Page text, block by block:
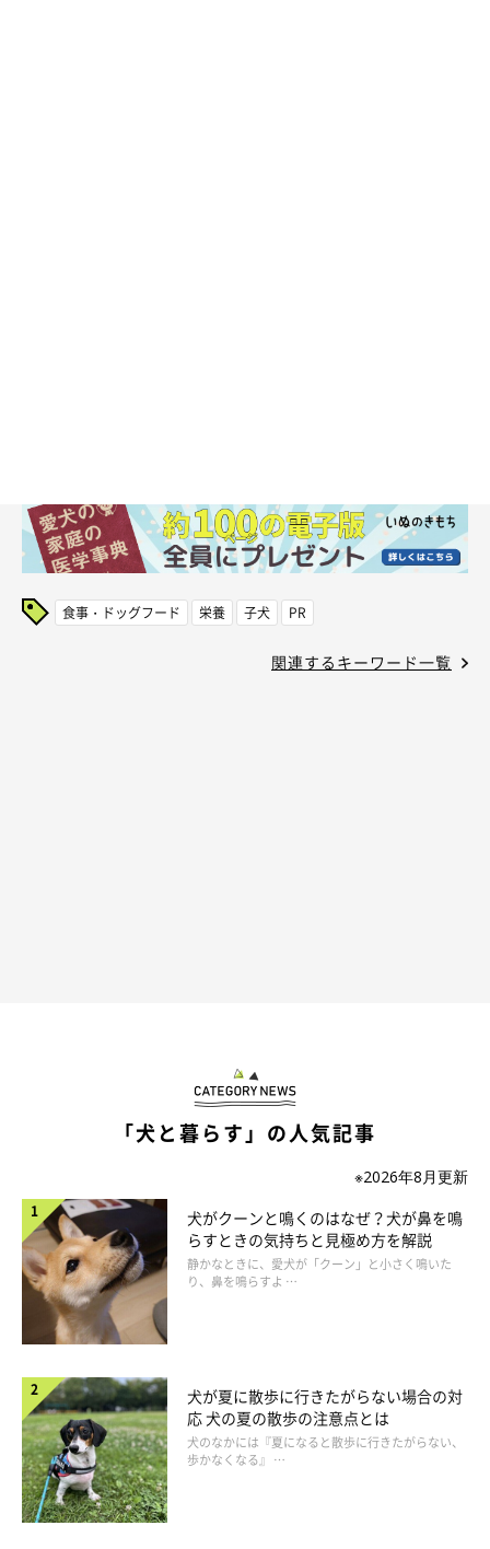
食事・ドッグフード 栄養 子犬 PR
関連するキーワード一覧
「犬と暮らす」の人気記事
※2026年8月更新
犬がクーンと鳴くのはなぜ？犬が鼻を鳴
らすときの気持ちと見極め方を解説
静かなときに、愛犬が「クーン」と小さく鳴いた
り、鼻を鳴らすよ …
犬が夏に散歩に行きたがらない場合の対
応 犬の夏の散歩の注意点とは
犬のなかには『夏になると散歩に行きたがらない、
歩かなくなる』 …